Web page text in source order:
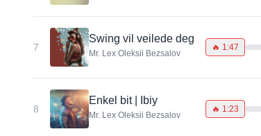
7
Swing vil veilede deg
Mr. Lex Oleksii Bezsalov
🔥 1:47
8
Enkel bit | Ibiy
Mr. Lex Oleksii Bezsalov
🔥 1:23